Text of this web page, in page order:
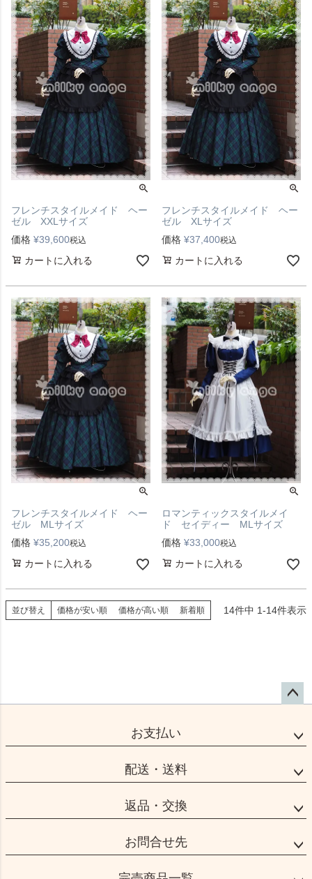
フレンチスタイルメイド ヘー
ゼル XXLサイズ
価格 ¥39,600税込
カートに入れる
フレンチスタイルメイド ヘー
ゼル XLサイズ
価格 ¥37,400税込
カートに入れる
フレンチスタイルメイド ヘー
ゼル MLサイズ
価格 ¥35,200税込
カートに入れる
ロマンティックスタイルメイ
ド セイディー MLサイズ
価格 ¥33,000税込
カートに入れる
並び替え 価格が安い順 価格が高い順 新着順 14件中 1-14件表示
ップ
お支払い
配送・送料
返品・交換
お問合せ先